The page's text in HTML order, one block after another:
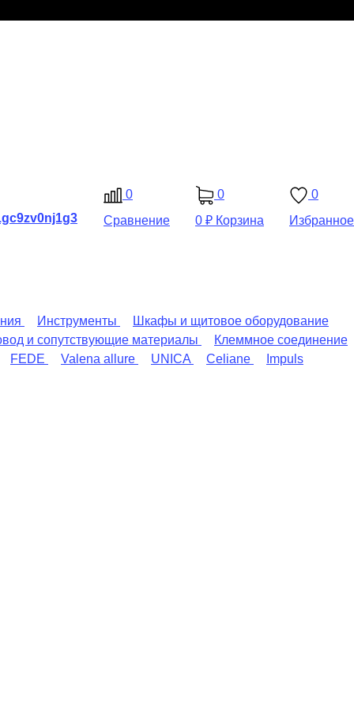
0
Сравнение
0
0 ₽ Корзина
0
Избранное
Инструменты
Шкафы и щитовое оборудование
и сопутствующие материалы
Клеммное соединение
FEDE Valena allure UNICA Celiane
Impuls